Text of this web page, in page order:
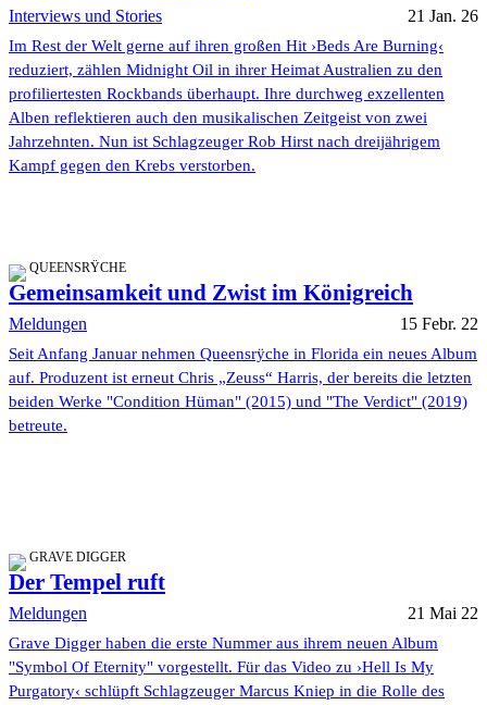
Interviews und Stories 21 Jan. 26
Im Rest der Welt gerne auf ihren großen Hit ›Beds Are Burning‹
reduziert, zählen Midnight Oil in ihrer Heimat Australien zu den
profiliertesten Rockbands überhaupt. Ihre durchweg exzellenten
Alben reflektieren auch den musikalischen Zeitgeist von zwei
Jahrzehnten. Nun ist Schlagzeuger Rob Hirst nach dreijährigem
Kampf gegen den Krebs verstorben.
QUEENSRŸCHE
Gemeinsamkeit und Zwist im Königreich
Meldungen 15 Febr. 22
Seit Anfang Januar nehmen Queensrÿche in Florida ein neues Album
auf. Produzent ist erneut Chris „Zeuss“ Harris, der bereits die letzten
beiden Werke "Condition Hüman" (2015) und "The Verdict" (2019)
betreute.
GRAVE DIGGER
Der Tempel ruft
Meldungen 21 Mai 22
Grave Digger haben die erste Nummer aus ihrem neuen Album
"Symbol Of Eternity" vorgestellt. Für das Video zu ›Hell Is My
Purgatory‹ schlüpft Schlagzeuger Marcus Kniep in die Rolle des